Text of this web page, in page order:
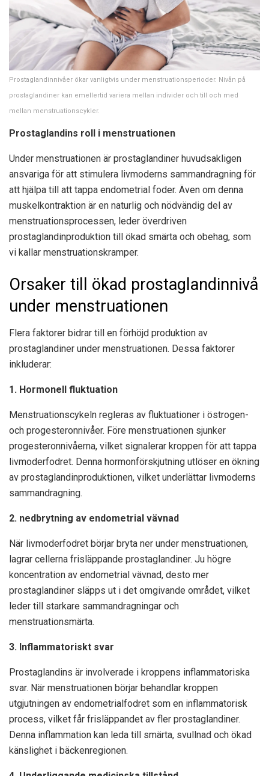
Prostaglandinnivåer ökar vanligtvis under menstruationsperioder. Nivån på
prostaglandiner kan emellertid variera mellan individer och till och med
mellan menstruationscykler.
Prostaglandins roll i menstruationen
Under menstruationen är prostaglandiner huvudsakligen
ansvariga för att stimulera livmoderns sammandragning för
att hjälpa till att tappa endometrial foder. Även om denna
muskelkontraktion är en naturlig och nödvändig del av
menstruationsprocessen, leder överdriven
prostaglandinproduktion till ökad smärta och obehag, som
vi kallar menstruationskramper.
Orsaker till ökad prostaglandinnivå
under menstruationen
Flera faktorer bidrar till en förhöjd produktion av
prostaglandiner under menstruationen. Dessa faktorer
inkluderar:
1. Hormonell fluktuation
Menstruationscykeln regleras av fluktuationer i östrogen-
och progesteronnivåer. Före menstruationen sjunker
progesteronnivåerna, vilket signalerar kroppen för att tappa
livmoderfodret. Denna hormonförskjutning utlöser en ökning
av prostaglandinproduktionen, vilket underlättar livmoderns
sammandragning.
2. nedbrytning av endometrial vävnad
När livmoderfodret börjar bryta ner under menstruationen,
lagrar cellerna frisläppande prostaglandiner. Ju högre
koncentration av endometrial vävnad, desto mer
prostaglandiner släpps ut i det omgivande området, vilket
leder till starkare sammandragningar och
menstruationsmärta.
3. Inflammatoriskt svar
Prostaglandins är involverade i kroppens inflammatoriska
svar. När menstruationen börjar behandlar kroppen
utgjutningen av endometrialfodret som en inflammatorisk
process, vilket får frisläppandet av fler prostaglandiner.
Denna inflammation kan leda till smärta, svullnad och ökad
känslighet i bäckenregionen.